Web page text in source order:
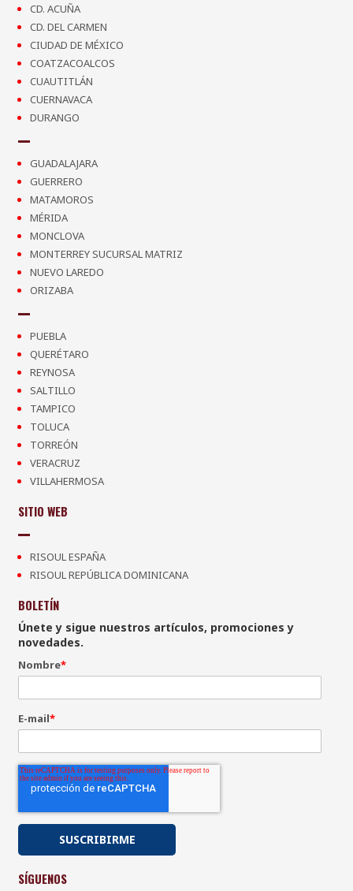
CD. ACUÑA
CD. DEL CARMEN
CIUDAD DE MÉXICO
COATZACOALCOS
CUAUTITLÁN
CUERNAVACA
DURANGO
GUADALAJARA
GUERRERO
MATAMOROS
MÉRIDA
MONCLOVA
MONTERREY SUCURSAL MATRIZ
NUEVO LAREDO
ORIZABA
PUEBLA
QUERÉTARO
REYNOSA
SALTILLO
TAMPICO
TOLUCA
TORREÓN
VERACRUZ
VILLAHERMOSA
SITIO WEB
RISOUL ESPAÑA
RISOUL REPÚBLICA DOMINICANA
BOLETÍN
Únete y sigue nuestros artículos, promociones y
novedades.
Nombre*
E-mail*
SÍGUENOS